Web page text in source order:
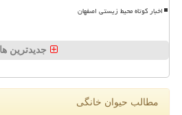
اخبار کوتاه محیط زیستی اصفهان
جدیدترین ها
مطالب حیوان خانگی